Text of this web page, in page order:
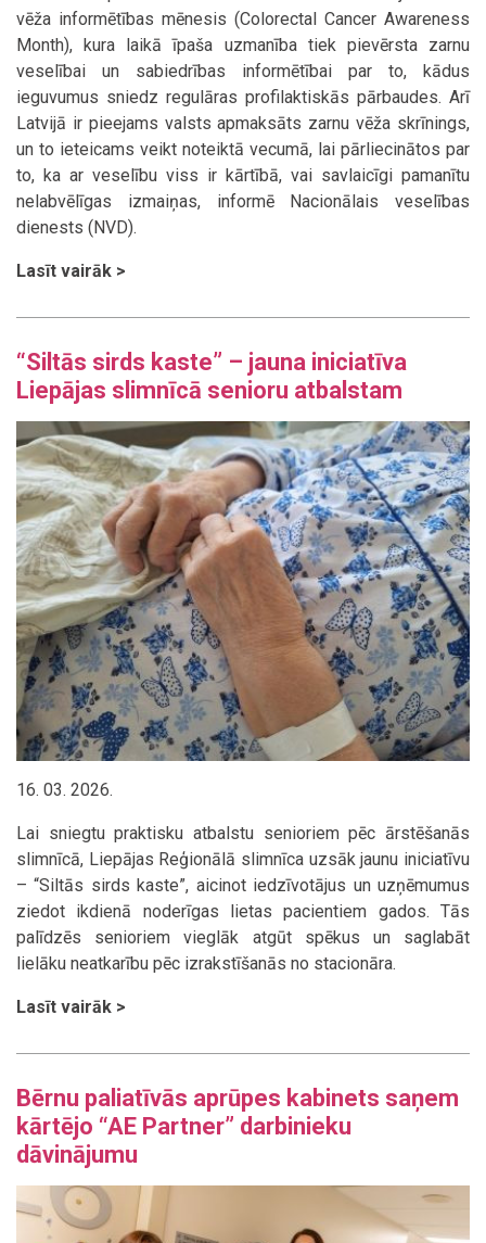
vēža informētības mēnesis (Colorectal Cancer Awareness
Month), kura laikā īpaša uzmanība tiek pievērsta zarnu
veselībai un sabiedrības informētībai par to, kādus
ieguvumus sniedz regulāras profilaktiskās pārbaudes. Arī
Latvijā ir pieejams valsts apmaksāts zarnu vēža skrīnings,
un to ieteicams veikt noteiktā vecumā, lai pārliecinātos par
to, ka ar veselību viss ir kārtībā, vai savlaicīgi pamanītu
nelabvēlīgas izmaiņas, informē Nacionālais veselības
dienests (NVD).
Lasīt vairāk >
“Siltās sirds kaste” – jauna iniciatīva
Liepājas slimnīcā senioru atbalstam
16. 03. 2026.
Lai sniegtu praktisku atbalstu senioriem pēc ārstēšanās
slimnīcā, Liepājas Reģionālā slimnīca uzsāk jaunu iniciatīvu
– “Siltās sirds kaste”, aicinot iedzīvotājus un uzņēmumus
ziedot ikdienā noderīgas lietas pacientiem gados. Tās
palīdzēs senioriem vieglāk atgūt spēkus un saglabāt
lielāku neatkarību pēc izrakstīšanās no stacionāra.
Lasīt vairāk >
Bērnu paliatīvās aprūpes kabinets saņem
kārtējo “AE Partner” darbinieku
dāvinājumu